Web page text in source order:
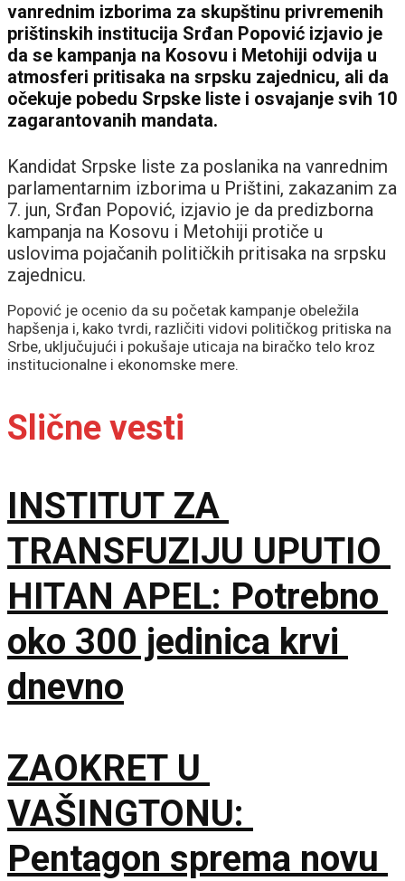
vanrednim izborima za skupštinu privremenih
prištinskih institucija Srđan Popović izjavio je
da se kampanja na Kosovu i Metohiji odvija u
atmosferi pritisaka na srpsku zajednicu, ali da
očekuje pobedu Srpske liste i osvajanje svih 10
zagarantovanih mandata.
Kandidat Srpske liste za poslanika na vanrednim
parlamentarnim izborima u Prištini, zakazanim za
7. jun, Srđan Popović, izjavio je da predizborna
kampanja na Kosovu i Metohiji protiče u
uslovima pojačanih političkih pritisaka na srpsku
zajednicu.
Popović je ocenio da su početak kampanje obeležila
hapšenja i, kako tvrdi, različiti vidovi političkog pritiska na
Srbe, uključujući i pokušaje uticaja na biračko telo kroz
institucionalne i ekonomske mere.
Slične vesti
INSTITUT ZA
TRANSFUZIJU UPUTIO
HITAN APEL: Potrebno
oko 300 jedinica krvi
dnevno
ZAOKRET U
VAŠINGTONU:
Pentagon sprema novu